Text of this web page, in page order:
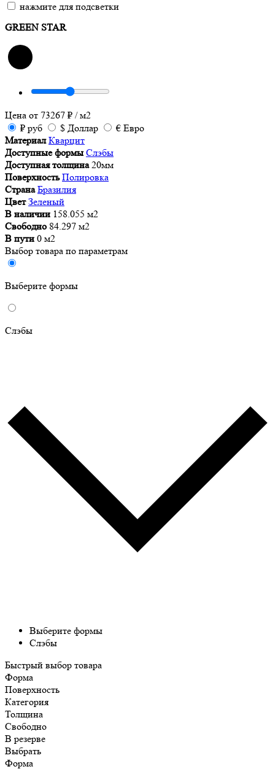
нажмите для подсветки
GREEN STAR
Цена от 73267 ₽ / м2
₽ руб $ Доллар € Евро
Материал Кварцит
Доступные формы Слэбы
Доступная толщина 20мм
Поверхность Полировка
Страна Бразилия
Цвет Зеленый
В наличии 158.055 м2
Свободно 84.297 м2
В пути 0 м2
Выбор товара по параметрам
Выберите формы
Слэбы
Выберите формы
Слэбы
Быстрый выбор товара
Форма
Поверхность
Категория
Толщина
Свободно
В резерве
Выбрать
Форма